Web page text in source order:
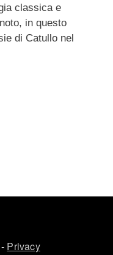
classica e
in questo
di Catullo nel
- Privacy